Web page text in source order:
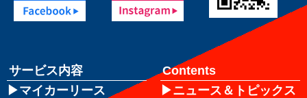
サービス内容
マイカーリース
Contents
ニュース＆トピックス